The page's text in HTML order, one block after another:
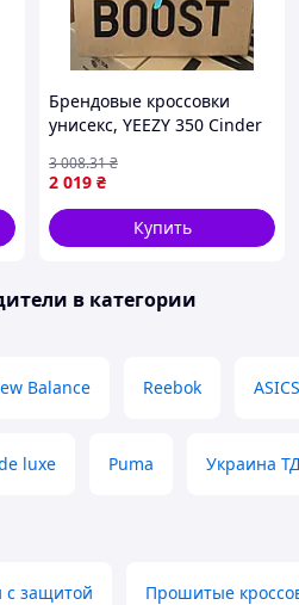
Брендовые кроссовки
унисекс, YEEZY 350 Cinder
36
2 019 ₴
3 008.31₴
Купить
в категории
Balance Reebok ASICS
luxe Puma Украина
с защитой Прошитые